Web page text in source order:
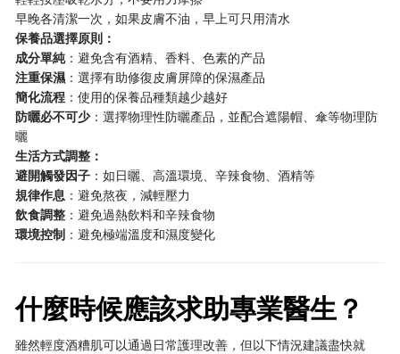
早晚各清潔一次，如果皮膚不油，早上可只用清水
保養品選擇原則：
成分單純：避免含有酒精、香料、色素的产品
注重保濕：選擇有助修復皮膚屏障的保濕產品
簡化流程 ：使用的保養品種類越少越好
防曬必不可少：選擇物理性防曬產品，並配合遮陽帽、傘等物理防
曬
生活方式調整：
避開觸發因子 ：如日曬、高溫環境、辛辣食物、酒精等
規律作息 ：避免熬夜，減輕壓力
飲食調整 ：避免過熱飲料和辛辣食物
環境控制 ：避免極端溫度和濕度變化
什麼時候應該求助專業醫生？
雖然輕度酒糟肌可以通過日常護理改善，但以下情況建議盡快就